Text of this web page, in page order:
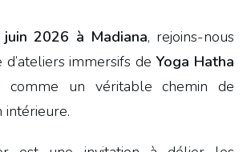
2026 à Madiana, rejoins-nous
d’ateliers immersifs deYoga Hatha
comme un véritable chemin de
intérieure.